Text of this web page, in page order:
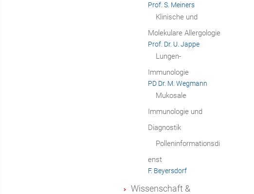
Prof. S. Meiners
Klinische und
Molekulare Allergologie
Prof. Dr. U. Jappe
Lungen-
Immunologie
PD Dr. M. Wegmann
Mukosale
Immunologie und
Diagnostik
Polleninformationsdi
enst
F. Beyersdorf
Wissenschaft &